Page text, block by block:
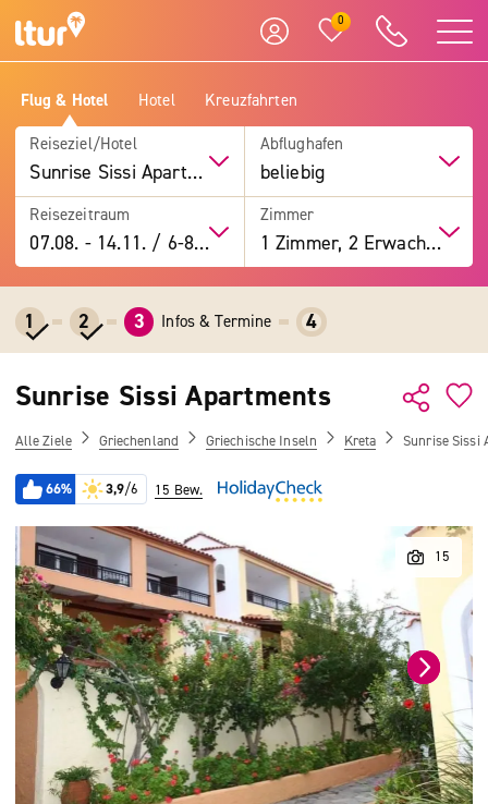
0
Flug & Hotel Hotel Kreuzfahrten
Reiseziel/Hotel
Sunrise Sissi Apartments
Abflughafen
beliebig
Reisezeitraum
07.08. -14.11. / 6-8 Tage
Zimmer
1 Zimmer, 2 Erwachsene
1 2 3 Infos & Termine 4
Sunrise Sissi Apartments
Alle Ziele Griechenland Griechische Inseln Kreta Sunrise Sissi
66% 3,9/6 15 Bew.